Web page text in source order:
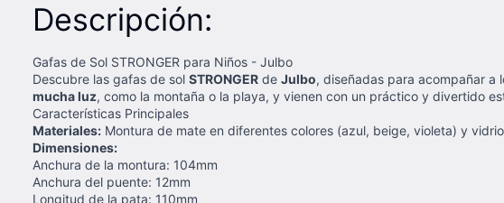
Descripción:
Gafas de Sol STRONGER para Niños - Julbo
Descubre las gafas de sol STRONGER de Julbo, diseñadas para acompañar a
mucha luz, como la montaña o la playa, y vienen con un práctico y divertido
Características Principales
Materiales: Montura de mate en diferentes colores (azul, beige, violeta) y
Dimensiones:
Anchura de la montura: 104mm
Anchura del puente: 12mm
Longitud de la pata: 110mm